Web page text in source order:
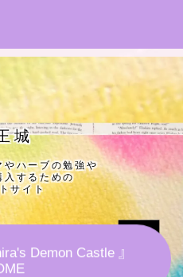
Study』
活動先リンク集
城
やハーブの勉強や
入するための
サイト
Demon Castle 』